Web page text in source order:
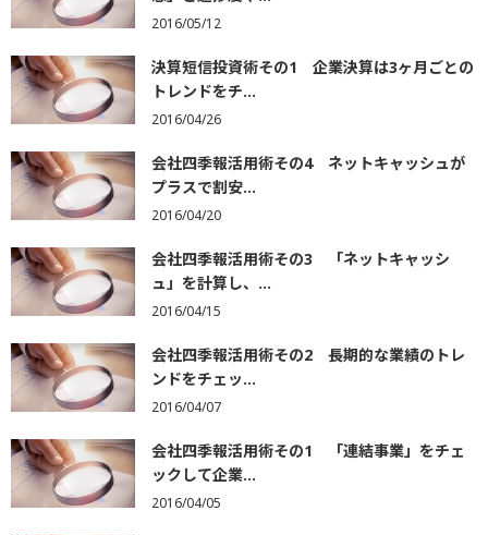
2016/05/12
決算短信投資術その1 企業決算は3ヶ月ごとの
トレンドをチ...
2016/04/26
会社四季報活用術その4 ネットキャッシュが
プラスで割安...
2016/04/20
会社四季報活用術その3 「ネットキャッシ
ュ」を計算し、...
2016/04/15
会社四季報活用術その2 長期的な業績のトレ
ンドをチェッ...
2016/04/07
会社四季報活用術その1 「連結事業」をチェ
ックして企業...
2016/04/05